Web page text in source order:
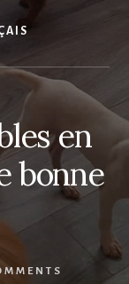
en
bonne